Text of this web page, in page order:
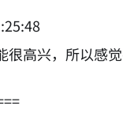
很高兴，所以感觉